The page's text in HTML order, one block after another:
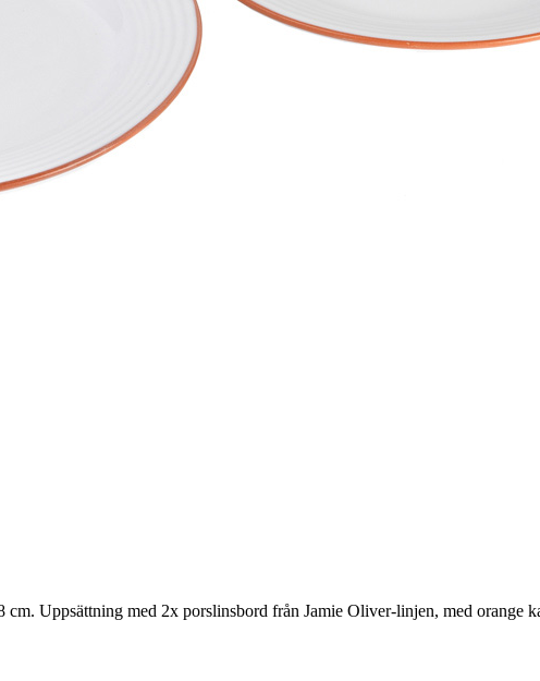
Uppsättning med 2x porslinsbord från Jamie Oliver-linjen, med orange